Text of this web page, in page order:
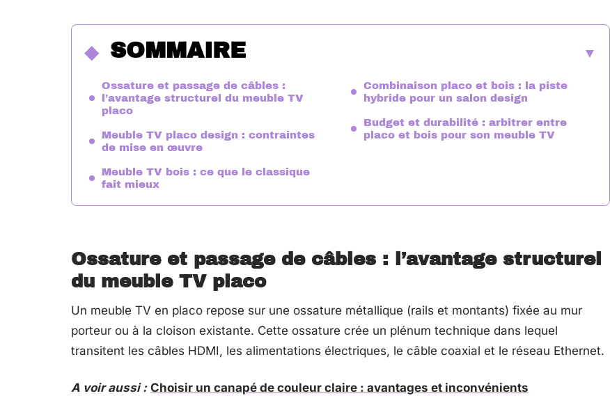
SOMMAIRE
Ossature et passage de câbles :
l’avantage structurel du meuble TV
placo
Meuble TV placo design : contraintes
de mise en œuvre
Meuble TV bois : ce que le classique
fait mieux
Combinaison placo et bois : la piste
hybride pour un salon design
Budget et durabilité : arbitrer entre
placo et bois pour son meuble TV
Ossature et passage de câbles : l’avantage structurel
du meuble TV placo
Un meuble TV en placo repose sur une ossature métallique (rails et montants) fixée au mur
porteur ou à la cloison existante. Cette ossature crée un plénum technique dans lequel
transitent les câbles HDMI, les alimentations électriques, le câble coaxial et le réseau Ethernet.
A voir aussi : Choisir un canapé de couleur claire : avantages et inconvénients